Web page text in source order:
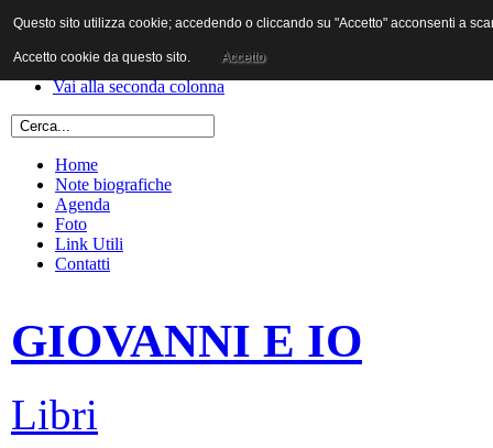
Vai al contenuto
Vai alla prima colonna
Vai alla seconda colonna
Home
Note biografiche
Agenda
Foto
Link Utili
Contatti
GIOVANNI E IO
Libri
Questo sito utilizza cookie; accedendo o cliccando su "Accetto" acconsenti a
Accetto cookie da questo sito. Accetto